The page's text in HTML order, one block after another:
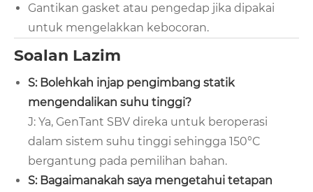
Gantikan gasket atau pengedap jika dipakai
untuk mengelakkan kebocoran.
Soalan Lazim
S: Bolehkah injap pengimbang statik
mengendalikan suhu tinggi?
J: Ya, GenTant SBV direka untuk beroperasi
dalam sistem suhu tinggi sehingga 150°C
bergantung pada pemilihan bahan.
S: Bagaimanakah saya mengetahui tetapan